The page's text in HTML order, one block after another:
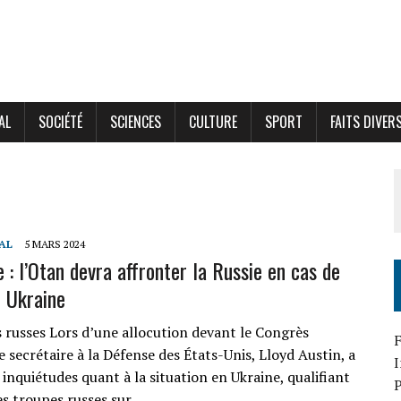
SOCIÉTÉ SCIENCES CULTURE SPORT FAITS
5 MARS 2024
: l’Otan devra affronter la Russie en cas de
russes Lors d’une allocution devant le Congrès
secrétaire à la Défense des États-Unis, Lloyd Austin, a
inquiétudes quant à la situation en Ukraine, qualifiant